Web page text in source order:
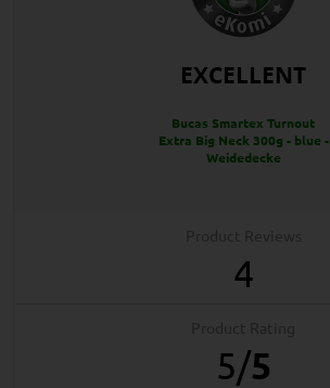
EXCELLENT
Bucas Smartex Turnout
Extra Big Neck 300g - blue -
Weidedecke
4
5/5